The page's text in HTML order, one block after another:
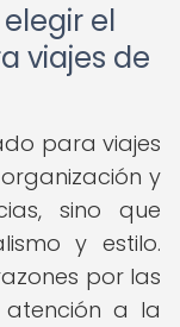
el
viajes de
para viajes
y
sino que
y estilo.
por las
a la